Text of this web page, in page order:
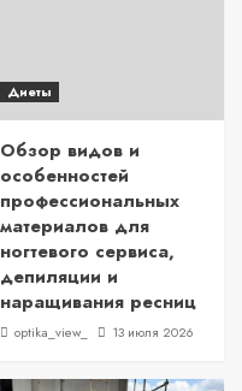
Диеты
Обзор видов и
особенностей
профессиональных
материалов для
ногтевого сервиса,
депиляции и
наращивания ресниц
optika_view_ 13 июля 2026